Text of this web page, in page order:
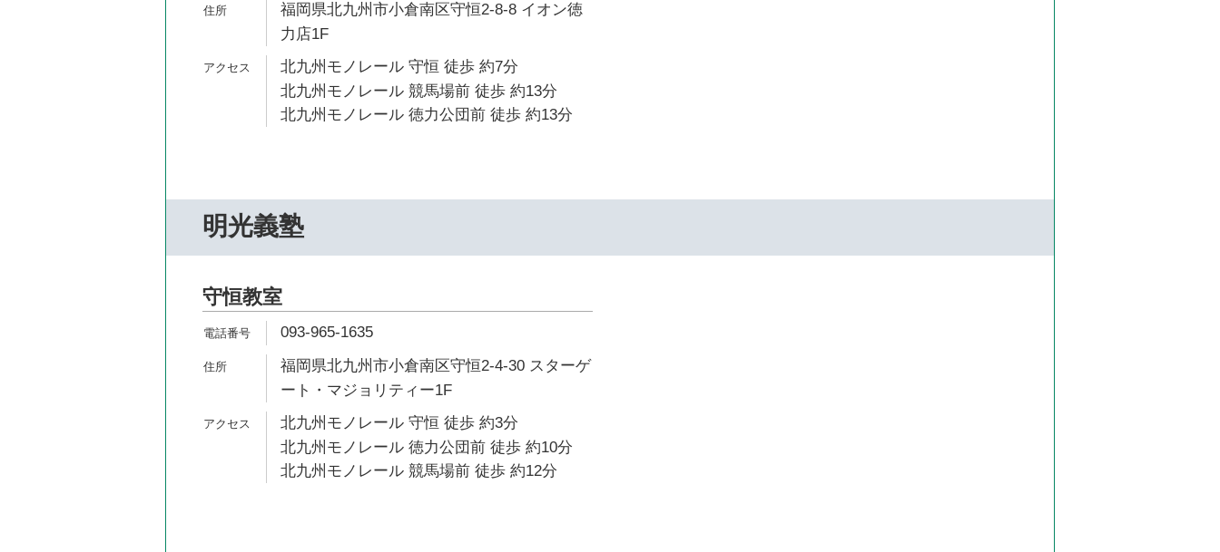
福岡県北九州市小倉南区守恒2-8-8 イオン徳
力店1F
北九州モノレール 守恒 徒歩 約7分
北九州モノレール 競馬場前 徒歩 約13分
北九州モノレール 徳力公団前 徒歩 約13分
明光義塾
守恒教室
093-965-1635
福岡県北九州市小倉南区守恒2-4-30 スターゲ
ート・マジョリティー1F
北九州モノレール 守恒 徒歩 約3分
北九州モノレール 徳力公団前 徒歩 約10分
北九州モノレール 競馬場前 徒歩 約12分